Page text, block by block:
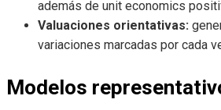
además de unit economics
Valuaciones orientativas:
variaciones marcadas por cada
Modelos